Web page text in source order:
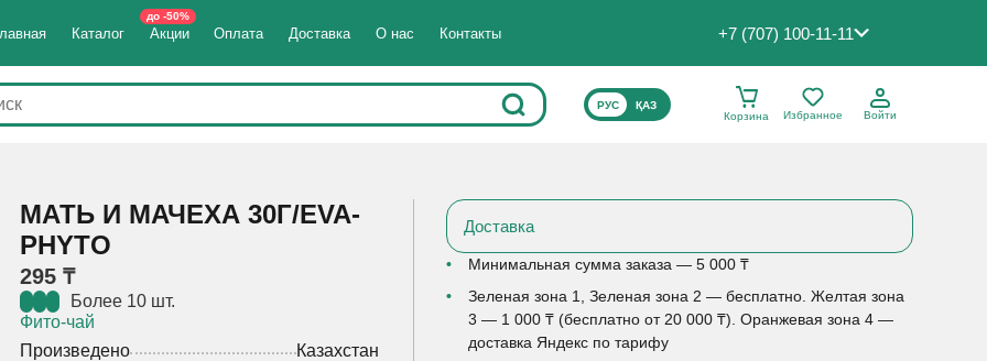
Каталог Акции
до -50%
Оплата Доставка О нас Контакты +7 (707) 100-11-11
ВЫБЕРИТЕ ЯЗЫК САЙТА
РУС
ҚАЗ
Корзина
Избранное Войти
МАТЬ И МАЧЕХА 30Г/EVA-
PHYTO
295 ₸
Более 10 шт.
Фито-чай
Произведено
Казахстан
Доставка
Минимальная сумма заказа — 5 000 ₸
Зеленая зона 1, Зеленая зона 2 — бесплатно. Желтая зона
3 — 1 000 ₸ (бесплатно от 20 000 ₸). Оранжевая зона 4 —
доставка Яндекс по тарифу